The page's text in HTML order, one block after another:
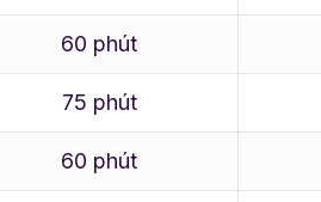
60 phút
75 phút
60 phút